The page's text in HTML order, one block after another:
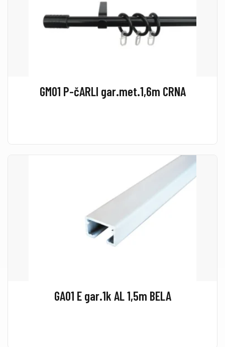
GM01 P-čARLI gar.met.1,6m CRNA
GA01 E gar.1k AL 1,5m BELA